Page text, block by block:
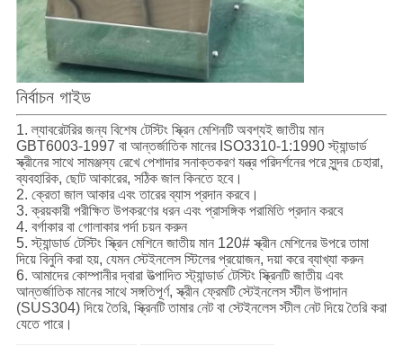
নির্বাচন গাইড
1. ল্যাবরেটরির জন্য বিশেষ টেস্টিং স্ক্রিন মেশিনটি অবশ্যই জাতীয় মান
GBT6003-1997 বা আন্তর্জাতিক মানের ISO3310-1:1990 স্ট্যান্ডার্ড
স্ক্রীনের সাথে সামঞ্জস্য রেখে পেশাদার সনাক্তকরণ যন্ত্র পরিদর্শনের পরে সুন্দর চেহারা,
ব্যবহারিক, ছোট আকারের, সঠিক জাল কিনতে হবে।
2. ক্রেতা জাল আকার এবং তারের ব্যাস প্রদান করবে।
3. ক্রয়কারী পরীক্ষিত উপকরণের ধরন এবং প্রাসঙ্গিক পরামিতি প্রদান করবে
4. বর্গাকার বা গোলাকার পর্দা চয়ন করুন
5. স্ট্যান্ডার্ড টেস্টিং স্ক্রিন মেশিনে জাতীয় মান 120# স্ক্রীন মেশিনের উপরে তামা
দিয়ে বিনুনি করা হয়, যেমন স্টেইনলেস স্টিলের প্রয়োজন, দয়া করে ব্যাখ্যা করুন
6. আমাদের কোম্পানীর দ্বারা উত্পাদিত স্ট্যান্ডার্ড টেস্টিং স্ক্রিনটি জাতীয় এবং
আন্তর্জাতিক মানের সাথে সঙ্গতিপূর্ণ, স্ক্রীন ফ্রেমটি স্টেইনলেস স্টীল উপাদান
(SUS304) দিয়ে তৈরি, স্ক্রিনটি তামার নেট বা স্টেইনলেস স্টীল নেট দিয়ে তৈরি করা
যেতে পারে।